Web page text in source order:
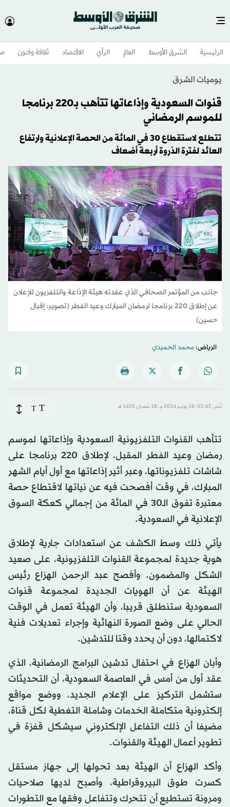
الرئيسية الشرق الأوسط​ العالم الرأي الاقتصاد ثقافة وفنون
يوميات الشرق
قنوات السعودية وإذاعاتها تتأهب بـ220 برنامجا
للموسم الرمضاني
تتطلع لاستقطاع 30 في المائة من الحصة الإعلانية وارتفاع
العائد لفترة الذروة أربعة أضعاف
جانب من المؤتمر الصحافي الذي عقدته هيئة الإذاعة والتلفزيون للإعلان
عن إطلاق 220 برنامجا لرمضان المبارك وعيد الفطر (تصوير: إقبال
حسين)
الرياض:محمد الحميدي
نُشر: 23:43-16 يونيو 2014 م ـ 18 شَعبان 1435 هـ T
T
تتأهب القنوات التلفزيونية السعودية وإذاعاتها لموسم
رمضان وعيد الفطر المقبل، لإطلاق 220 برنامجا على
شاشات تلفزيوناتها، وعبر أثير إذاعاتها مع أول أيام الشهر
المبارك، في وقت أفصحت فيه عن نياتها لاقتطاع حصة
معتبرة تفوق الـ30 في المائة من إجمالي كعكة السوق
الإعلانية في السعودية.
يأتي ذلك وسط الكشف عن استعدادات جارية لإطلاق
هوية جديدة لمجموعة القنوات التلفزيونية، على صعيد
الشكل والمضمون. وأفصح عبد الرحمن الهزاع رئيس
الهيئة عن أن الهويات الجديدة لمجموعة قنوات
السعودية ستنطلق قريبا، وأن الهيئة تعمل في الوقت
الحالي على وضع الصورة النهائية وإجراء تعديلات فنية
لاكتمالها، دون أن يحدد وقتا للتدشين.
وأبان الهزاع في احتفال تدشين البرامج الرمضانية، الذي
عقد أول من أمس في العاصمة السعودية، أن التحديثات
ستشمل التركيز على الإعلام الجديد، ووضع مواقع
إلكترونية متكاملة الخدمات وشاملة التغطية لكل قناة،
مضيفا أن ذلك التفاعل الإلكتروني سيشكل قفزة في
تطوير أعمال الهيئة والقنوات.
وأكد الهزاع أن الهيئة بعد تحولها إلى جهاز مستقل
كسرت طوق البيروقراطية، وأصبح لديها صلاحيات
ومرونة تستطيع أن تتحرك وتتفاعل وفقها مع التطورات